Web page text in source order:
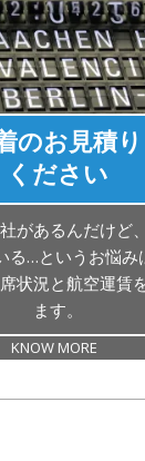
のお見積
ください
があるんだけど
る…というお悩み
状況と航空運賃
ます。
KNOW MORE